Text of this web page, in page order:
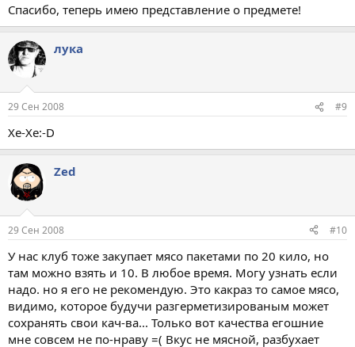
Спасибо, теперь имею представление о предмете!
лука
29 Сен 2008 #9
Хе-Хе:-D
Zed
29 Сен 2008 #10
У нас клуб тоже закупает мясо пакетами по 20 кило, но
там можно взять и 10. В любое время. Могу узнать если
надо. но я его не рекомендую. Это какраз то самое мясо,
видимо, которое будучи разгерметизированым может
сохранять свои кач-ва... Только вот качества егошние
мне совсем не по-нраву =( Вкус не мясной, разбухает